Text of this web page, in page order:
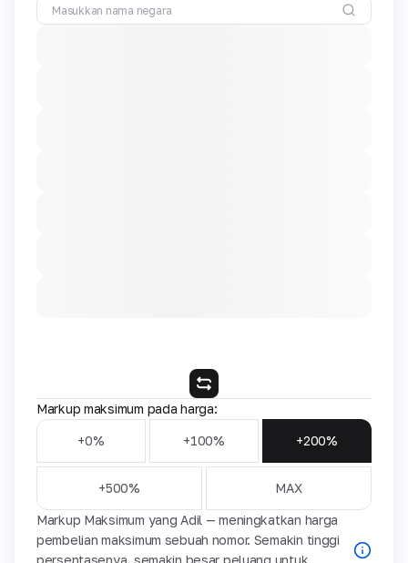
Markup maksimum pada harga:
+0% +100% +200%
+500% MAX
Markup Maksimum yang Adil — meningkatkan harga
pembelian maksimum sebuah nomor. Semakin tinggi
persentasenya, semakin besar peluang untuk